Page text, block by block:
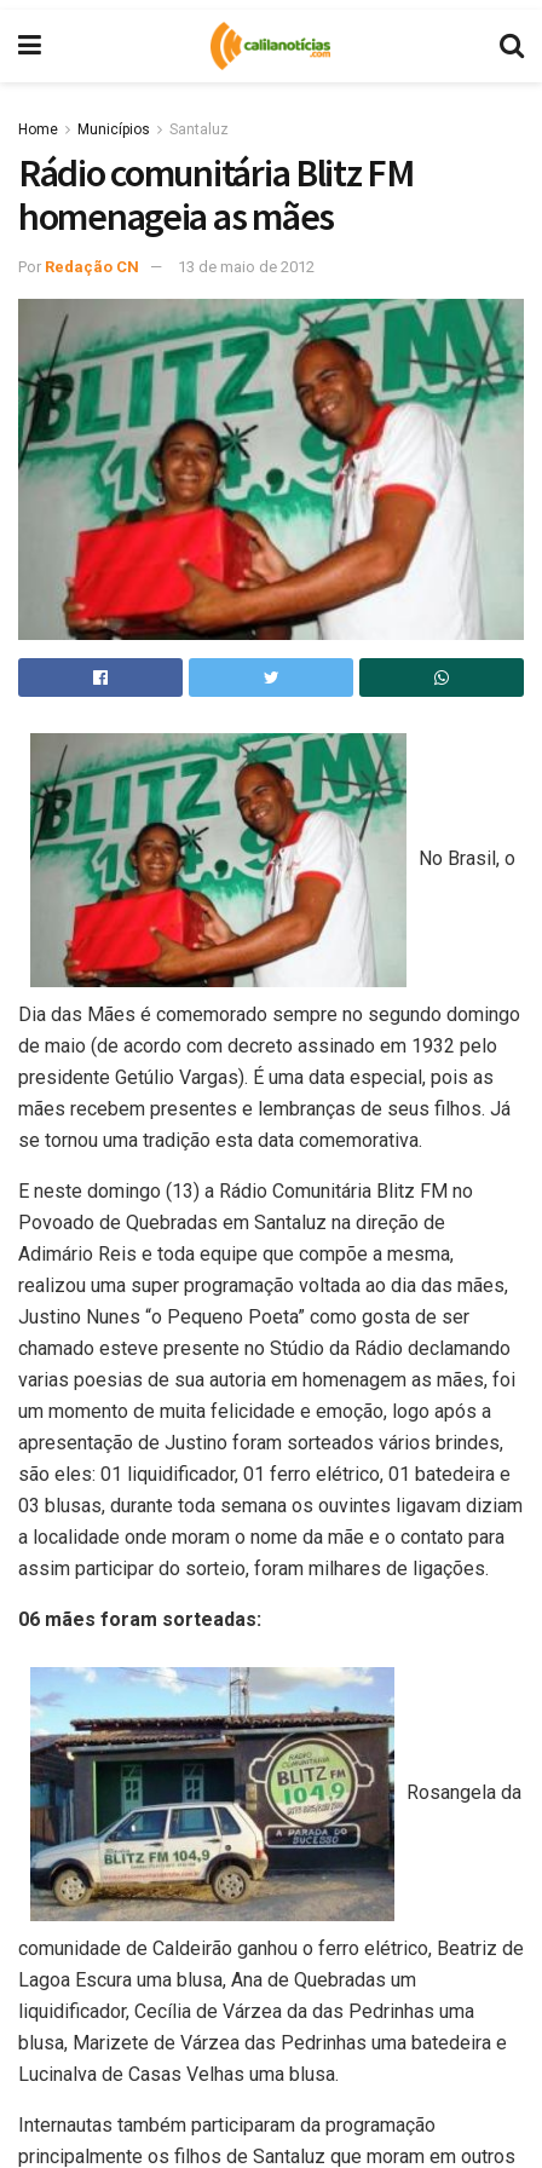
Home Municípios Santaluz
Rádio comunitária Blitz FM
homenageia as mães
Por Redação CN 13 de maio de 2012
No Brasil, o
Dia das Mães é comemorado sempre no segundo domingo
de maio (de acordo com decreto assinado em 1932 pelo
presidente Getúlio Vargas). É uma data especial, pois as
mães recebem presentes e lembranças de seus filhos. Já
se tornou uma tradição esta data comemorativa.
E neste domingo (13) a Rádio Comunitária Blitz FM no
Povoado de Quebradas em Santaluz na direção de
Adimário Reis e toda equipe que compõe a mesma,
realizou uma super programação voltada ao dia das mães,
Justino Nunes “o Pequeno Poeta” como gosta de ser
chamado esteve presente no Stúdio da Rádio declamando
varias poesias de sua autoria em homenagem as mães, foi
um momento de muita felicidade e emoção, logo após a
apresentação de Justino foram sorteados vários brindes,
são eles: 01 liquidificador, 01 ferro elétrico, 01 batedeira e
03 blusas, durante toda semana os ouvintes ligavam diziam
a localidade onde moram o nome da mãe e o contato para
assim participar do sorteio, foram milhares de ligações.
06 mães foram sorteadas:
Rosangela da
comunidade de Caldeirão ganhou o ferro elétrico, Beatriz de
Lagoa Escura uma blusa, Ana de Quebradas um
liquidificador, Cecília de Várzea da das Pedrinhas uma
blusa, Marizete de Várzea das Pedrinhas uma batedeira e
Lucinalva de Casas Velhas uma blusa.
Internautas também participaram da programação
principalmente os filhos de Santaluz que moram em outros